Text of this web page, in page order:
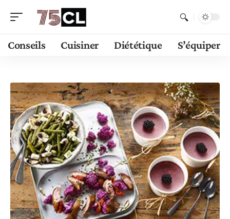
Conseils Cuisiner Diététique S’équiper